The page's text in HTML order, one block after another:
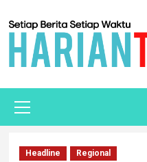
Headline Regional